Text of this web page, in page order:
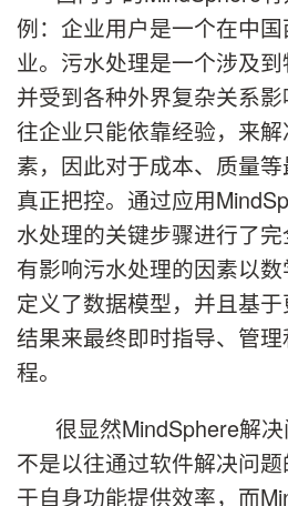
例：企业用户是一个在中
业。污水处理是一个涉及到
并受到各种外界复杂关系
往企业只能依靠经验，来
素，因此对于成本、质量
真正把控。通过应用
水处理的关键步骤进行了
有影响污水处理的因素以数
定义了数据模型，并且基
结果来最终即时指导、管
程。
很显然MindSphere解
不是以往通过软件解决问
于自身功能提供效率，而